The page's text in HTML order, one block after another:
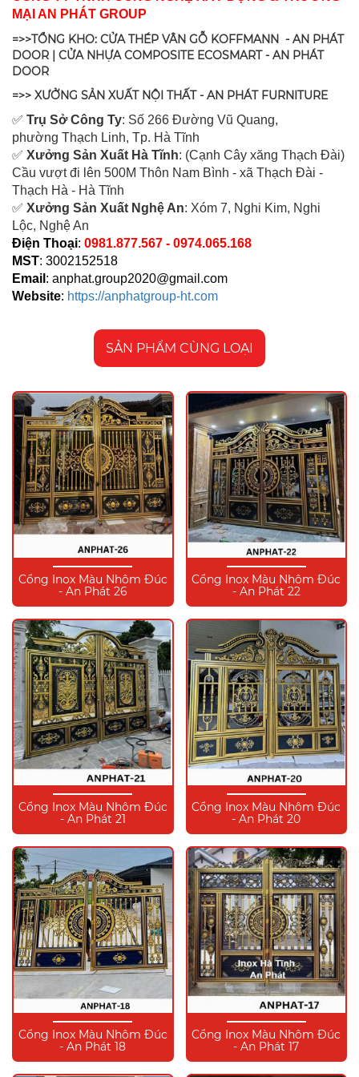
MẠI AN PHÁT GROUP
=>>TỔNG KHO: CỬA THÉP VÂN GỖ KOFFMANN - AN PHÁT
DOOR | CỬA NHỰA COMPOSITE ECOSMART - AN PHÁT
DOOR
=>> XƯỞNG SẢN XUẤT NỘI THẤT - AN PHÁT FURNITURE
✅ Trụ Sở Công Ty: Số 266 Đường Vũ Quang,
phường Thạch Linh, Tp. Hà Tĩnh
✅ Xưởng Sản Xuất Hà Tĩnh: (Cạnh Cây xăng Thạch Đài)
Cầu vượt đi lên 500M Thôn Nam Bình - xã Thạch Đài -
Thạch Hà - Hà Tĩnh
✅ Xưởng Sản Xuất Nghệ An: Xóm 7, Nghi Kim, Nghi
Lộc, Nghệ An
Điện Thoại: 0981.877.567 - 0974.065.168
MST: 3002152518
Email : anphat.group2020@gmail.com
Website: https://anphatgroup-ht.com
SẢN PHẨM CÙNG LOẠI
Cổng Inox Màu Nhôm Đúc
- An Phát 26
Cổng Inox Màu Nhôm Đúc
- An Phát 22
Cổng Inox Màu Nhôm Đúc
- An Phát 21
Cổng Inox Màu Nhôm Đúc
- An Phát 20
Cổng Inox Màu Nhôm Đúc
- An Phát 18
Cổng Inox Màu Nhôm Đúc
- An Phát 17